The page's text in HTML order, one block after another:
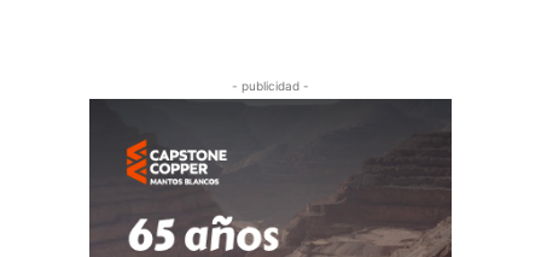
- publicidad -